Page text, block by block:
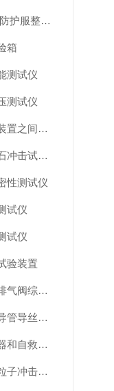
傲颖 便捷式化学防护服整体气密性测试仪
箱
测试仪
测试仪
分供气管与转换装置之间连接强度试验机
动力电池包耐碎石冲击试验机
性测试仪
试仪
试仪
验装置
化学防护服超压排气阀综合性测试仪
高配版非血管内导管导丝滑动性能测试仪
隔绝式氧气呼吸器和自救器二氧化碳吸收率及水分含量测试仪
消防面罩抗高速粒子冲击试验机